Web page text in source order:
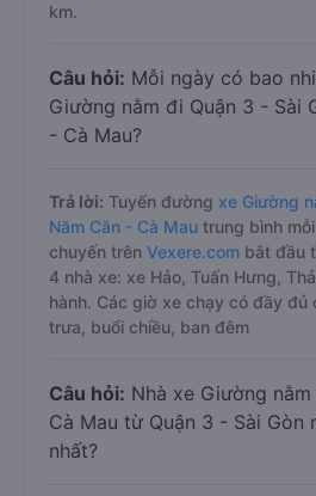
km.
Câu hỏi: Mỗi ngày có bao
Giường nằm đi Quận 3 - Sài
- Cà Mau?
Trả lời: Tuyến đường xe Giường
Năm Căn - Cà Mau trung bình
chuyến trên Vexere.com bắt đầu
4 nhà xe: xe Hảo, Tuấn Hưng,
hành. Các giờ xe chạy có đầy đủ
trưa, buổi chiều, ban đêm
Câu hỏi: Nhà xe Giường
Cà Mau từ Quận 3 - Sài Gòn
nhất?